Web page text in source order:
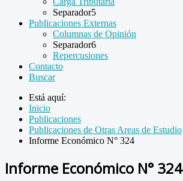
Separador5
Publicaciones Externas
Columnas de Opinión
Separador6
Repercusiones
Contacto
Buscar
Está aquí:
Inicio
Publicaciones
Publicaciones de Otras Areas de Estudio
Informe Económico N° 324
Informe Económico N° 324